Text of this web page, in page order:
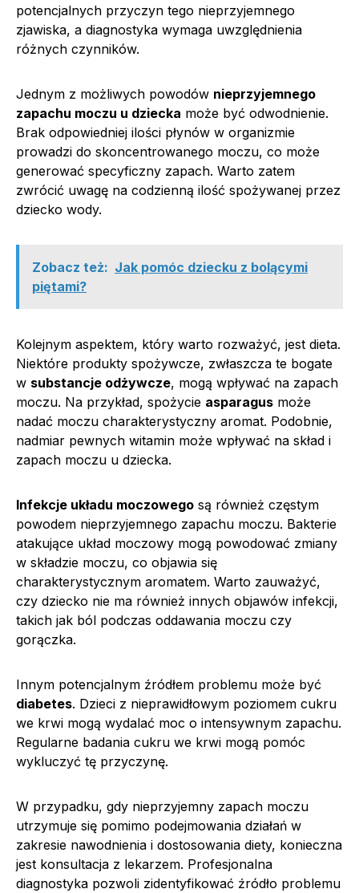
potencjalnych przyczyn tego nieprzyjemnego
zjawiska, a diagnostyka wymaga uwzględnienia
różnych czynników.
Jednym z możliwych powodów nieprzyjemnego
zapachu moczu u dziecka może być odwodnienie.
Brak odpowiedniej ilości płynów w organizmie
prowadzi do skoncentrowanego moczu, co może
generować specyficzny zapach. Warto zatem
zwrócić uwagę na codzienną ilość spożywanej przez
dziecko wody.
Zobacz też: Jak pomóc dziecku z bolącymi
piętami?
Kolejnym aspektem, który warto rozważyć, jest dieta.
Niektóre produkty spożywcze, zwłaszcza te bogate
w substancje odżywcze, mogą wpływać na zapach
moczu. Na przykład, spożycie asparagus może
nadać moczu charakterystyczny aromat. Podobnie,
nadmiar pewnych witamin może wpływać na skład i
zapach moczu u dziecka.
Infekcje układu moczowego są również częstym
powodem nieprzyjemnego zapachu moczu. Bakterie
atakujące układ moczowy mogą powodować zmiany
w składzie moczu, co objawia się
charakterystycznym aromatem. Warto zauważyć,
czy dziecko nie ma również innych objawów infekcji,
takich jak ból podczas oddawania moczu czy
gorączka.
Innym potencjalnym źródłem problemu może być
diabetes. Dzieci z nieprawidłowym poziomem cukru
we krwi mogą wydalać moc o intensywnym zapachu.
Regularne badania cukru we krwi mogą pomóc
wykluczyć tę przyczynę.
W przypadku, gdy nieprzyjemny zapach moczu
utrzymuje się pomimo podejmowania działań w
zakresie nawodnienia i dostosowania diety, konieczna
jest konsultacja z lekarzem. Profesjonalna
diagnostyka pozwoli zidentyfikować źródło problemu